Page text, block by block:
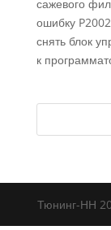
сажевого
ошибку
снять блок
к
Тюнинг-НН